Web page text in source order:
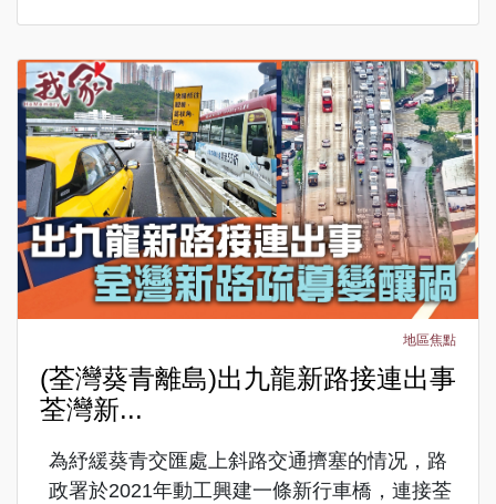
地區焦點
(荃灣葵青離島)出九龍新路接連出事
荃灣新...
為紓緩葵青交匯處上斜路交通擠塞的情况，路
政署於2021年動工興建一條新行車橋，連接荃